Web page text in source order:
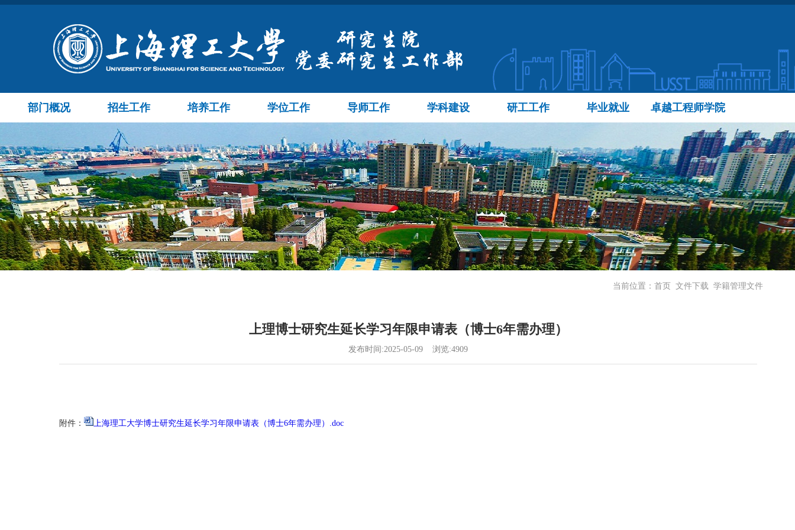
部门概况 招生工作 培养工作 学位工作 导师工作 学科建设 研工工作 毕业就业 卓越工程师学院
当前位置： 首页 文件下载 学籍管理文件
上理博士研究生延长学习年限申请表（博士6年需办理）
发布时间:2025-05-09 浏览:4909
附件： 上海理工大学博士研究生延长学习年限申请表（博士6年需办理）.doc